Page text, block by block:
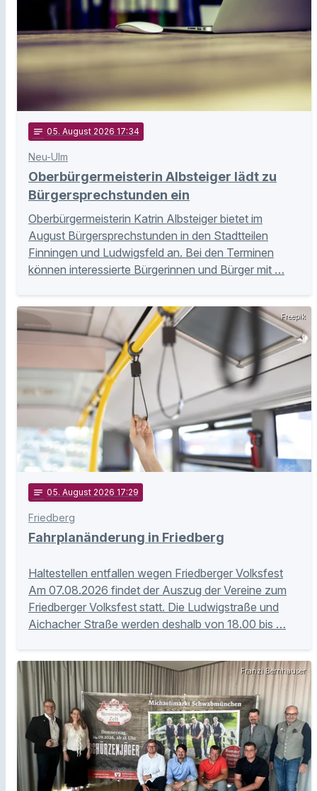
notes 05. August 2026 17:34
Neu-Ulm
Oberbürgermeisterin Albsteiger lädt zu
Bürgersprechstunden ein
Oberbürgermeisterin Katrin Albsteiger bietet im
August Bürgersprechstunden in den Stadtteilen
Finningen und Ludwigsfeld an. Bei den Terminen
können interessierte Bürgerinnen und Bürger mit …
Freepik
notes 05. August 2026 17:29
Friedberg
Fahrplanänderung in Friedberg
Haltestellen entfallen wegen Friedberger Volksfest
Am 07.08.2026 findet der Auszug der Vereine zum
Friedberger Volksfest statt. Die Ludwigstraße und
Aichacher Straße werden deshalb von 18.00 bis …
Franzi Bernhauser